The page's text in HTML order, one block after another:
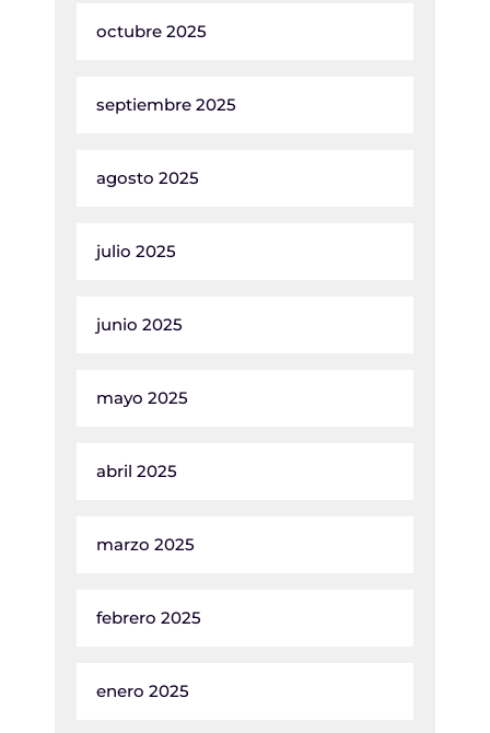
octubre 2025
septiembre 2025
agosto 2025
julio 2025
junio 2025
mayo 2025
abril 2025
marzo 2025
febrero 2025
enero 2025